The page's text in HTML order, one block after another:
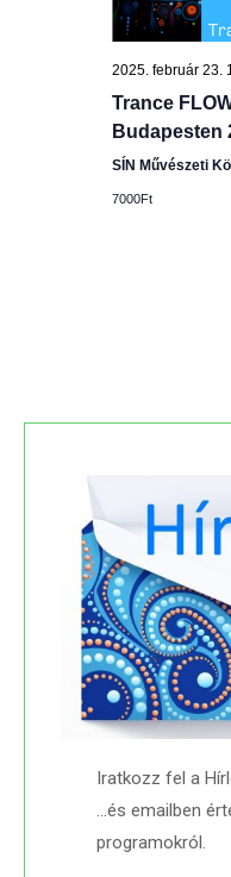
2025. február 23.
Trance
Budapesten
SÍN Művészeti
7000Ft
Iratkozz fel a
…és emailben
programokról.